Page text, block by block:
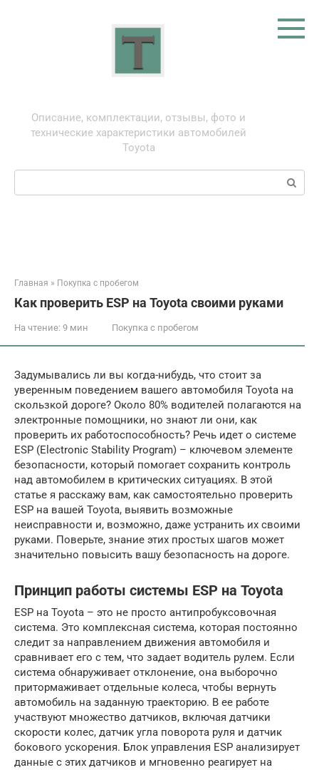
Описание, комплектации, отзывы, фото и
технические характеристики автомобилей
Toyota
Поиск:
Главная » Покупка с пробегом
Как проверить ESP на Toyota своими руками
На чтение: 9 мин Покупка с пробегом
Задумывались ли вы когда-нибудь, что стоит за
уверенным поведением вашего автомобиля Toyota на
скользкой дороге? Около 80% водителей полагаются на
электронные помощники, но знают ли они, как
проверить их работоспособность? Речь идет о системе
ESP (Electronic Stability Program) – ключевом элементе
безопасности, который помогает сохранить контроль
над автомобилем в критических ситуациях. В этой
статье я расскажу вам, как самостоятельно проверить
ESP на вашей Toyota, выявить возможные
неисправности и, возможно, даже устранить их своими
руками. Поверьте, знание этих простых шагов может
значительно повысить вашу безопасность на дороге.
Принцип работы системы ESP на Toyota
ESP на Toyota – это не просто антипробуксовочная
система. Это комплексная система, которая постоянно
следит за направлением движения автомобиля и
сравнивает его с тем, что задает водитель рулем. Если
система обнаруживает отклонение, она выборочно
притормаживает отдельные колеса, чтобы вернуть
автомобиль на заданную траекторию. В ее работе
участвуют множество датчиков, включая датчики
скорости колес, датчик угла поворота руля и датчик
бокового ускорения. Блок управления ESP анализирует
данные с этих датчиков и мгновенно реагирует на